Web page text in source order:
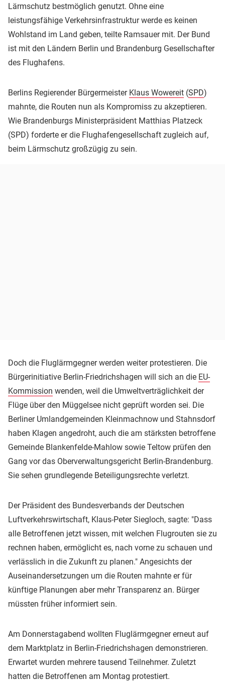
Lärmschutz bestmöglich genutzt. Ohne eine
leistungsfähige Verkehrsinfrastruktur werde es keinen
Wohlstand im Land geben, teilte Ramsauer mit. Der Bund
ist mit den Ländern Berlin und Brandenburg Gesellschafter
des Flughafens.
Berlins Regierender Bürgermeister Klaus Wowereit (SPD)
mahnte, die Routen nun als Kompromiss zu akzeptieren.
Wie Brandenburgs Ministerpräsident Matthias Platzeck
(SPD) forderte er die Flughafengesellschaft zugleich auf,
beim Lärmschutz großzügig zu sein.
Doch die Fluglärmgegner werden weiter protestieren. Die
Bürgerinitiative Berlin-Friedrichshagen will sich an die EU-
Kommission wenden, weil die Umweltverträglichkeit der
Flüge über den Müggelsee nicht geprüft worden sei. Die
Berliner Umlandgemeinden Kleinmachnow und Stahnsdorf
haben Klagen angedroht, auch die am stärksten betroffene
Gemeinde Blankenfelde-Mahlow sowie Teltow prüfen den
Gang vor das Oberverwaltungsgericht Berlin-Brandenburg.
Sie sehen grundlegende Beteiligungsrechte verletzt.
Der Präsident des Bundesverbands der Deutschen
Luftverkehrswirtschaft, Klaus-Peter Siegloch, sagte: "Dass
alle Betroffenen jetzt wissen, mit welchen Flugrouten sie zu
rechnen haben, ermöglicht es, nach vorne zu schauen und
verlässlich in die Zukunft zu planen." Angesichts der
Auseinandersetzungen um die Routen mahnte er für
künftige Planungen aber mehr Transparenz an. Bürger
müssten früher informiert sein.
Am Donnerstagabend wollten Fluglärmgegner erneut auf
dem Marktplatz in Berlin-Friedrichshagen demonstrieren.
Erwartet wurden mehrere tausend Teilnehmer. Zuletzt
hatten die Betroffenen am Montag protestiert.